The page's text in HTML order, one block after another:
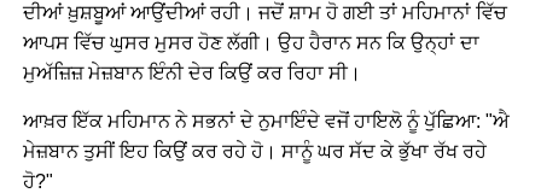
ਦੀਆਂ ਖ਼ੁਸ਼ਬੂਆਂ ਆਉਂਦੀਆਂ ਰਹੀ। ਜਦੋਂ ਸ਼ਾਮ ਹੋ ਗਈ ਤਾਂ ਮਹਿਮਾਨਾਂ ਵਿੱਚ
ਆਪਸ ਵਿੱਚ ਘੁਸਰ ਮੁਸਰ ਹੋਣ ਲੱਗੀ। ਉਹ ਹੈਰਾਨ ਸਨ ਕਿ ਉਨ੍ਹਾਂ ਦਾ
ਮੁਅੱਜ਼ਿਜ਼ ਮੇਜ਼ਬਾਨ ਇੰਨੀ ਦੇਰ ਕਿਉਂ ਕਰ ਰਿਹਾ ਸੀ।
ਆਖ਼ਰ ਇੱਕ ਮਹਿਮਾਨ ਨੇ ਸਭਨਾਂ ਦੇ ਨੁਮਾਇੰਦੇ ਵਜੋਂ ਹਾਇਲੋ ਨੂੰ ਪੁੱਛਿਆ: "ਐ
ਮੇਜ਼ਬਾਨ ਤੁਸੀਂ ਇਹ ਕਿਉਂ ਕਰ ਰਹੇ ਹੋ। ਸਾਨੂੰ ਘਰ ਸੱਦ ਕੇ ਭੁੱਖਾ ਰੱਖ ਰਹੇ
ਹੋ?"